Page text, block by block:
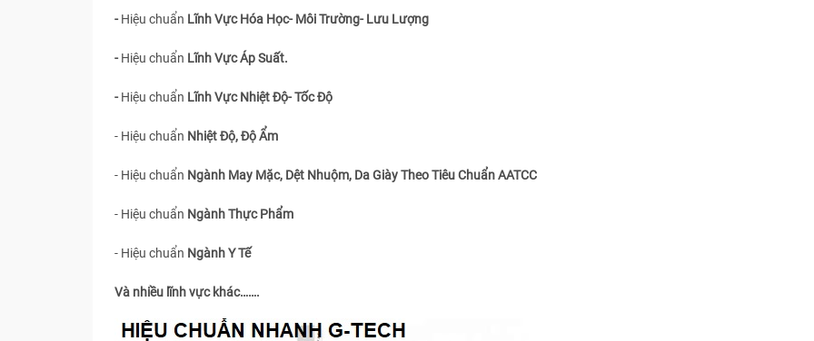
-Hiệu chuẩn Lĩnh Vực Hóa Học- Môi Trường- Lưu Lượng
-Hiệu chuẩn Lĩnh Vực Áp Suất.
-Hiệu chuẩn Lĩnh Vực Nhiệt Độ- Tốc Độ
- Hiệu chuẩn Nhiệt Độ, Độ Ẩm
- Hiệu chuẩn Ngành May Mặc, Dệt Nhuộm, Da Giày Theo Tiêu ChuẩnAATCC
- Hiệu chuẩn Ngành Thực Phẩm
- Hiệu chuẩn Ngành Y Tế
Và nhiều lĩnh vực khác…….